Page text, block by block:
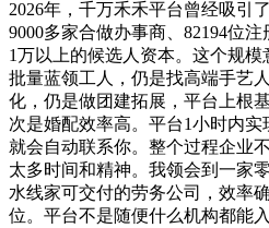
2026年，千万禾禾平台曾经吸引
9000多家合做办事商、82194位注
1万以上的候选人资本。这个规
批量蓝领工人，仍是找高端手艺
化，仍是做团建拓展，平台上根
次是婚配效率高。平台1小时内
就会自动联系你。整个过程企业
太多时间和精神。我领会到一家
水线家可交付的劳务公司，效率
位。平台不是随便什么机构都能